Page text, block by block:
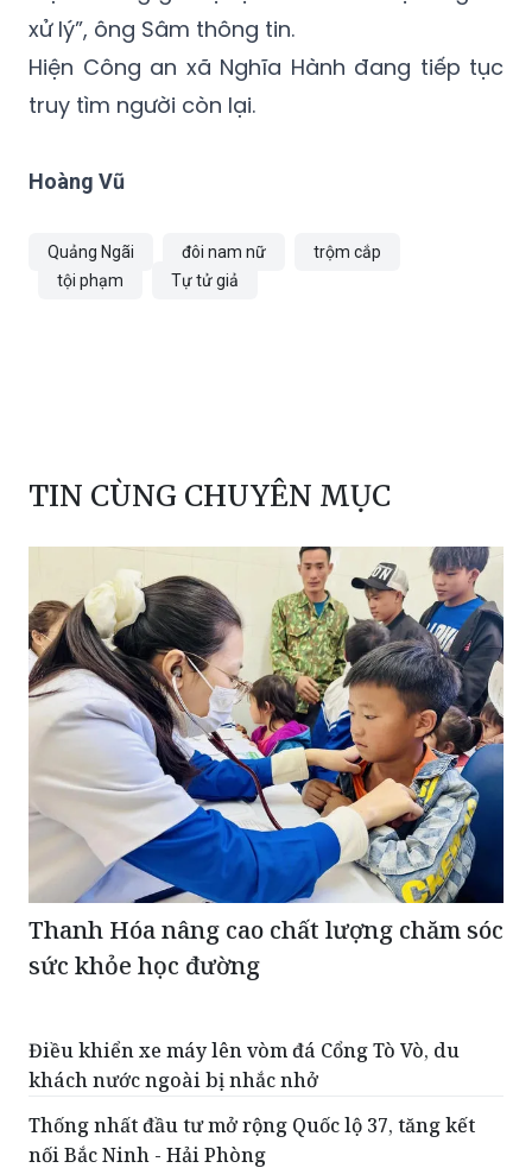
xử lý”, ông Sâm thông tin.
Hiện Công an xã Nghĩa Hành đang tiếp tục
truy tìm người còn lại.
Hoàng Vũ
Quảng Ngãi đôi nam nữ
trộm cắp
tội phạm
Tự tử giả
TIN CÙNG CHUYÊN MỤC
Thanh Hóa nâng cao chất lượng chăm sóc
sức khỏe học đường
Điều khiển xe máy lên vòm đá Cổng Tò Vò, du
khách nước ngoài bị nhắc nhở
Thống nhất đầu tư mở rộng Quốc lộ 37, tăng kết
nối Bắc Ninh - Hải Phòng